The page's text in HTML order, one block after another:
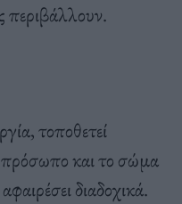
περιβάλλουν.
τοποθετεί
και το σώμα
διαδοχικά.